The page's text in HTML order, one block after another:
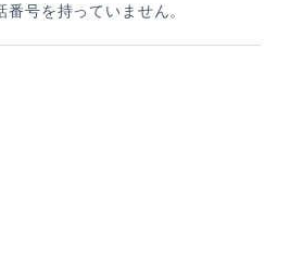
号を持っていません。